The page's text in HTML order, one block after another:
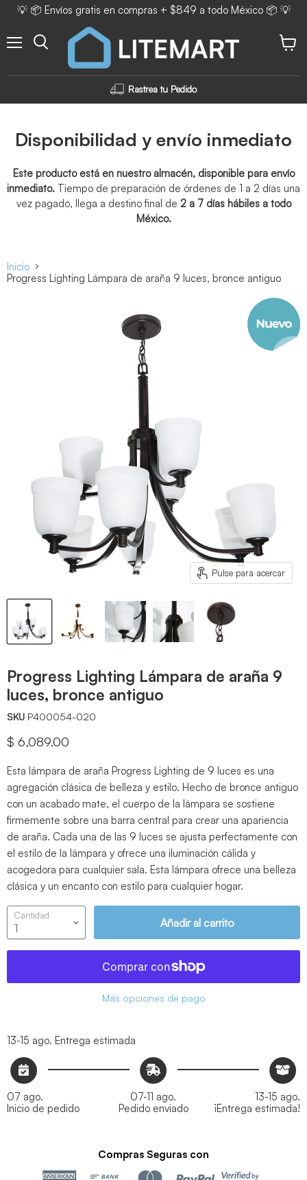
💡 📦 Envíos gratis en compras + $849 a todo México 📦 💡
Rastrea tu Pedido
Disponibilidad y envío inmediato
Este producto está en nuestro almacén, disponible para envío
inmediato. Tiempo de preparación de órdenes de 1 a 2 días una
vez pagado, llega a destino final de 2 a 7 días hábiles a todo
México.
Inicio
Progress Lighting Lámpara de araña 9 luces, bronce antiguo
Pulse para acercar
Progress Lighting Lámpara de araña 9
luces, bronce antiguo
SKU P400054-020
Precio actual
$ 6,089.00
Esta lámpara de araña Progress Lighting de 9 luces es una
agregación clásica de belleza y estilo. Hecho de bronce antiguo
con un acabado mate, el cuerpo de la lámpara se sostiene
firmemente sobre una barra central para crear una apariencia
de araña. Cada una de las 9 luces se ajusta perfectamente con
el estilo de la lámpara y ofrece una iluminación cálida y
acogedora para cualquier sala. Esta lámpara ofrece una belleza
clásica y un encanto con estilo para cualquier hogar.
Cantidad
Añadir al carrito
Más opciones de pago
13-15 ago. Entrega estimada
07 ago.
Inicio de pedido
07-11 ago.
Pedido enviado
13-15 ago.
¡Entrega estimada!
Compras Seguras con